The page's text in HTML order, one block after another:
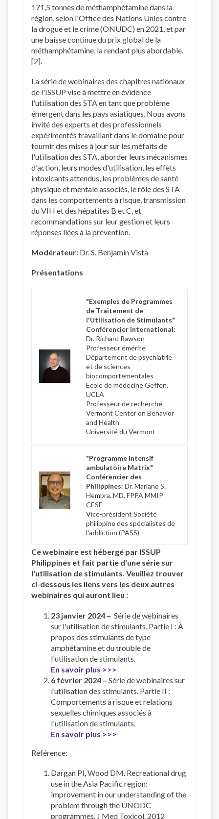
171,5 tonnes de méthamphétamine dans la
région, selon l'Office des Nations Unies contre
la drogue et le crime (ONUDC) en 2021, et par
une baisse continue du prix global de la
méthamphétamine, la rendant plus abordable.
[2].
La série de webinaires des chapitres nationaux
de l'ISSUP vise à mettre en évidence
l'utilisation des STA en tant que problème
émergent dans les pays asiatiques. Nous avons
invité des experts et des professionnels
expérimentés travaillant dans le domaine pour
fournir des mises à jour sur les méfaits de
l'utilisation des STA, aborder leurs mécanismes
d'action, leurs modes d'utilisation, les effets
intoxicants attendus, les problèmes de santé
physique et mentale associés, le rôle des STA
dans les comportements à risque, transmission
du VIH et des hépatites B et C, et
recommandations sur leur gestion et leurs
réponses liées à la prévention.
Modérateur: Dr. S. Benjamin Vista
Présentations
"Exemples de Programmes
de Traitement de
l'Utilisation de Stimulants"
Conférencier international:
Dr. Richard Rawson
Professeur émérite
Département de psychiatrie
et de sciences
biocomportementales
École de médecine Geffen,
UCLA
Professeur de recherche
Vermont Center on Behavior
and Health
Université du Vermont
"Programme intensif
ambulatoire Matrix"
Conférencier des
Philippines: Dr. Mariano S.
Hembra, MD, FPPA MMIP
CESE
Vice-président Société
philippine des spécialistes de
l'addiction (PASS)
Ce webinaire est hébergé par ISSUP
Philippines et fait partie d'une série sur
l'utilisation de stimulants. Veuillez trouver
ci-dessous les liens vers les deux autres
webinaires qui auront lieu :
23 janvier 2024 – Série de webinaires
sur l'utilisation de stimulants. Partie I : À
propos des stimulants de type
amphétamine et du trouble de
l'utilisation de stimulants.
En savoir plus >>>
6 février 2024 – Série de webinaires sur
l’utilisation des stimulants. Partie II :
Comportements à risque et relations
sexuelles chimiques associés à
l'utilisation de stimulants.
En savoir plus >>>
Référence:
Dargan PI, Wood DM. Recreational drug
use in the Asia Pacific region:
improvement in our understanding of the
problem through the UNODC
programmes. J Med Toxicol. 2012